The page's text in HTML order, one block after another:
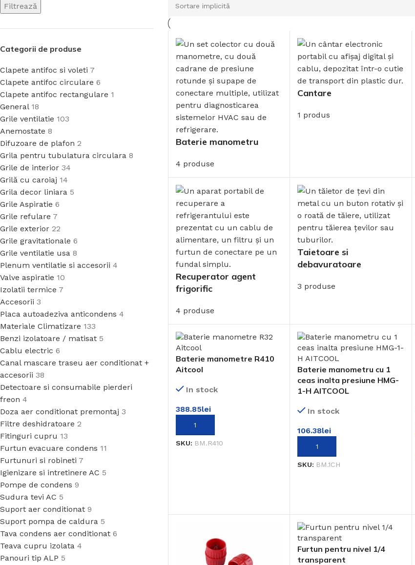
Filtrează
Categorii de produse
Clapete antifoc si voleti 7
Clapete antifoc circulare 6
Clapete antifoc rectangulare 1
General 18
Grile ventilatie 103
Anemostate 8
Difuzoare de plafon 2
Grila pentru tubulatura circulara 8
Grile de interior 34
Grilă cu caroiaj 14
Grila decor liniara 5
Grile Aspiratie 6
Grile refulare 7
Grile exterior 22
Grile gravitationale 6
Grile ventilatie usa 8
Plenum ventilatie si accesorii 4
Valve aspiratie 10
Izolatii termice 7
Accesorii 3
Placa autoadeziva anticondens 4
Materiale Climatizare 133
Benzi izolatoare / matisat 5
Cablu electric 6
Canal mascare traseu aer conditionat +
accesorii 38
Detectoare si consumabile pierderi
freon 4
Doza aer conditionat premontaj 3
Filtre deshidratoare 2
Fitinguri cupru 13
Furtun evacuare condens 11
Furtunuri si robineti 7
Igienizare si intretinere AC 5
Pompe de condens 9
Sudura tevi AC 5
Suport aer conditionat 9
Suport pompa de caldura 5
Tava condens aer conditionat 6
Teava cupru izolata 4
Panouri tip ALP 5
Baterie manometru
4 produse
Cantare
1 produs
Recuperator agent
frigorific
4 produse
Taietoare si
debavuratoare
3 produse
Baterie manometre R410
Aitcool
In stock
388.85lei
ADAUGĂ ÎN COȘ
SKU: BM.R410
Baterie manometru cu 1
ceas inalta presiune HMG-
1-H AITCOOL
In stock
106.38lei
ADAUGĂ ÎN COȘ
SKU: BM.1CH
Furtun pentru nivel 1/4
transparent